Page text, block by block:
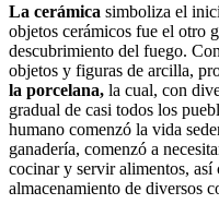
La cerámica simboliza el
objetos cerámicos fue el otro
descubrimiento del fuego.
objetos y figuras de arcilla,
la porcelana, la cual, con
gradual de casi todos los
humano comenzó la vida
ganadería, comenzó a
cocinar y servir alimentos, así
almacenamiento de diversos